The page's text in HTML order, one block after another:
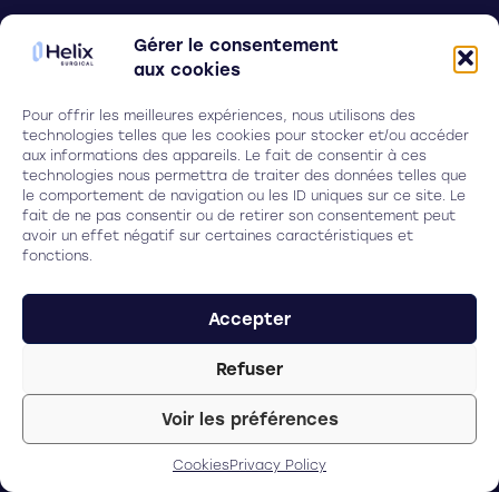
Gérer le consentement
aux cookies
Pour offrir les meilleures expériences, nous utilisons des
technologies telles que les cookies pour stocker et/ou accéder
aux informations des appareils. Le fait de consentir à ces
technologies nous permettra de traiter des données telles que
le comportement de navigation ou les ID uniques sur ce site. Le
fait de ne pas consentir ou de retirer son consentement peut
avoir un effet négatif sur certaines caractéristiques et
fonctions.
Accepter
Refuser
Voir les préférences
CookiesPrivacy Policy
Follow us on
Legal
Cookies
Privacy policy
HELIX SURGICAL
27 Allée Charles Darwin, 33600 Pessac
+33 (0)5 64 31 19 30